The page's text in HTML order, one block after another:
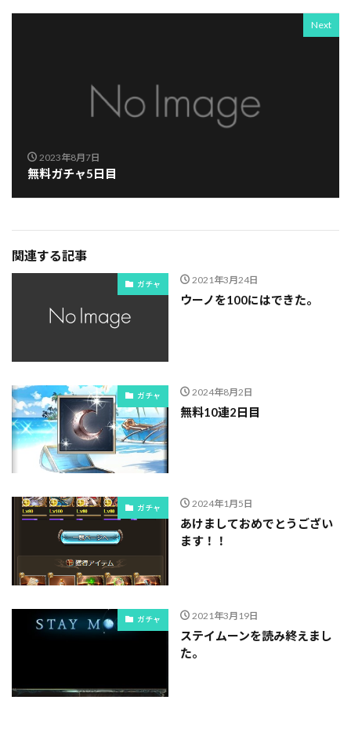
Next
2023年8月7日
無料ガチャ5日目
関連する記事
ガチャ 2021年3月24日
ウーノを100にはできた。
ガチャ 2024年8月2日
無料10連2日目
ガチャ 2024年1月5日
あけましておめでとうござい
ます！！
ガチャ 2021年3月19日
ステイムーンを読み終えまし
た。